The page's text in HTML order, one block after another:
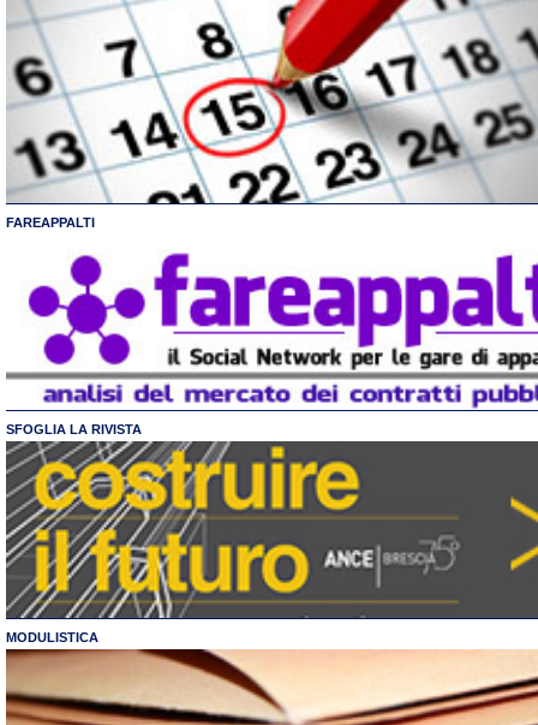
FAREAPPALTI
SFOGLIA LA RIVISTA
MODULISTICA